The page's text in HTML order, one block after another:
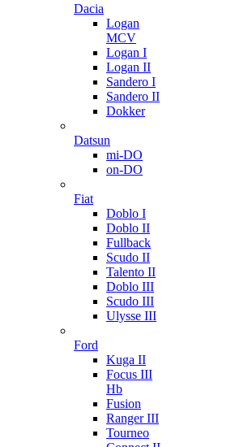
Dacia
Logan
MCV
Logan I
Logan II
Sandero I
Sandero II
Dokker
Datsun
mi-DO
on-DO
Fiat
Doblo I
Doblo II
Fullback
Scudo II
Talento II
Doblo III
Scudo III
Ulysse III
Ford
Kuga II
Focus III
Hb
Fusion
Ranger III
Tourneo